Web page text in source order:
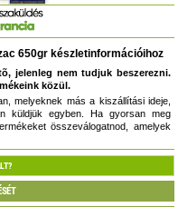
650gr készletinformációihoz
jelenleg nem tudjuk beszerezni.
közül.
melyeknek más a kiszállítási ideje,
küldjük egyben. Ha gyorsan meg
összeválogatnod, amelyek